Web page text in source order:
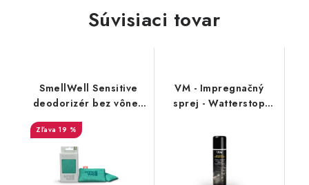
Súvisiaci tovar
SmellWell Sensitive
deodorizér bez vône -
Green
19 %
VM - Impregnačný
sprej - Watterstop